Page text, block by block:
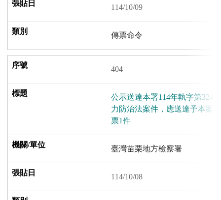
114/10/09
傳票命令
404
公示送達本署114年執字第
力防治法案件，應送達予本案
票1件
臺灣苗栗地方檢察署
114/10/08